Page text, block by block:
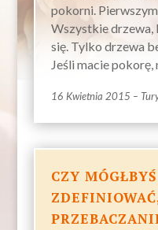
pokorni.
Wszystkie drzewa,
się. Tylko drzewa
Jeśli macie pokorę,
16 Kwietnia 2015 –
CZY MÓGŁBYŚ